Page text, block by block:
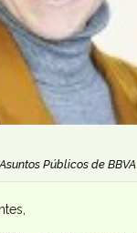
Públicos de BBVA